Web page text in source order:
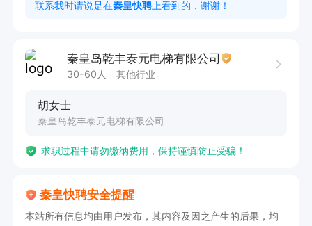
联系我时请说是在秦皇快聘 上看到的，谢谢！
秦皇岛乾丰泰元电梯有限公司
30-60人 其他行业
胡女士
秦皇岛乾丰泰元电梯有限公司
求职过程中请勿缴纳费用，保持谨慎防止受骗！
秦皇快聘安全提醒
本站所有信息均由用户发布，其内容及因之产生的后果，均